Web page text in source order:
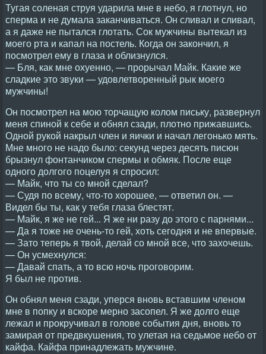
Тугая соленая струя ударила мне в небо, я глотнул, но
сперма и не думала заканчиваться. Он сливал и сливал,
а я даже не пытался глотать. Сок мужчины вытекал из
моего рта и капал на постель. Когда он закончил, я
посмотрел ему в глаза и облизнулся.
— Бля, как мне охуенно, — прорычал Майк. Какие же
сладкие это звуки — удовлетворенный рык моего
мужчины!
Он посмотрел на мою торчащую колом письку, развернул
меня спиной к себе и обнял сзади, плотно прижавшись.
Одной рукой накрыл член и яички и начал легонько мять.
Мне много не надо было: секунд через десять писюн
брызнул фонтанчиком спермы и обмяк. После еще
одного долгого поцелуя я спросил:
— Майк, что ты со мной сделал?
— Судя по всему, что-то хорошее, — ответил он. —
Видел бы ты, как у тебя глаза блестят.
— Майк, я же не гей... Я же ни разу до этого с парнями...
— Да я тоже не очень-то гей, хоть сегодня и не впервые.
— Зато теперь я твой, делай со мной все, что захочешь.
— Он усмехнулся:
— Давай спать, а то всю ночь проговорим.
Я был не против.
Он обнял меня сзади, уперся вновь вставшим членом
мне в попку и вскоре мерно засопел. Я же долго еще
лежал и прокручивал в голове события дня, вновь то
замирая от предвкушения, то улетая на седьмое небо от
кайфа. Кайфа принадлежать мужчине.